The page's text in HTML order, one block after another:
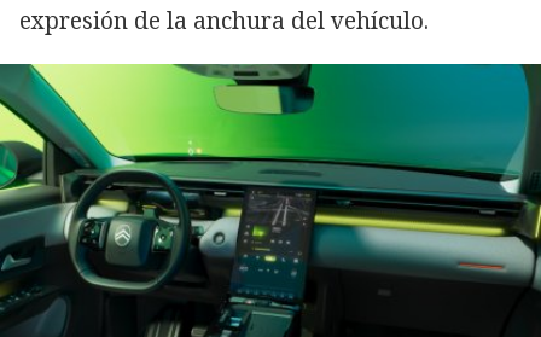
expresión de la anchura del vehículo.